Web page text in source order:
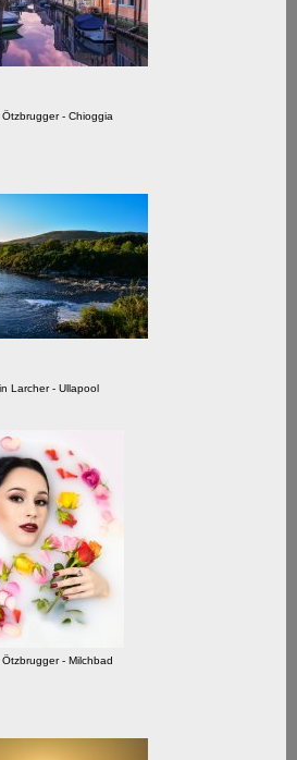
Ötzbrugger - Chioggia
Larcher - Ullapool
Ötzbrugger - Milchbad